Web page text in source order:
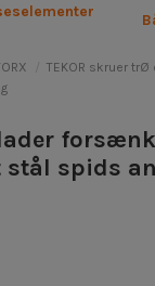
TEKOR skruer
stål spids